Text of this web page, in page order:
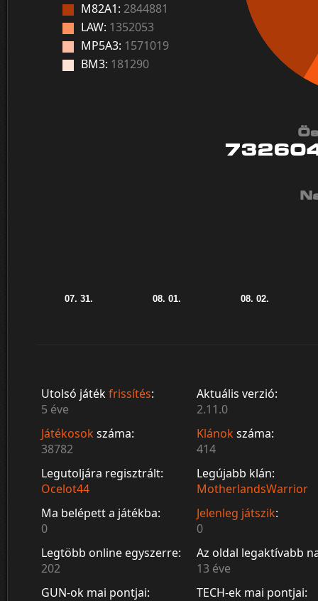
M82A1: 2844881
LAW: 1352053
MP5A3: 1571019
BM3: 181290
Utolsó játékfrissítés:
5 éve
Aktuális verzió:
2.11.0
Játékosokszáma:
38782
Klánokszáma:
414
Legutoljára regisztrált:
Ocelot44
Legújabb klán:
MotherlandsWarrior
Ma belépett a játékba:
0
Jelenleg játszik:
0
Legtöbb online egyszerre:
202
Az oldal legaktívabb
13 éve
GUN-ok mai pontjai:
TECH-ek mai pontjai: